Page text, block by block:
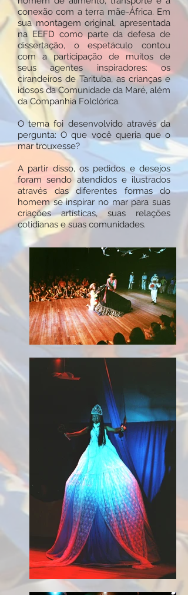
conexão com a terra mãe-África. Em
sua montagem original, apresentada
na EEFD como parte da defesa de
dissertação, o espetáculo contou
com a participação de muitos de
seus agentes inspiradores: os
cirandeiros de Tarituba, as crianças e
idosos da Comunidade da Maré, além
da Companhia Folclórica.
O tema foi desenvolvido através da
pergunta: O que você queria que o
mar trouxesse?
A partir disso, os pedidos e desejos
foram sendo atendidos e ilustrados
através das diferentes formas do
homem se inspirar no mar para suas
criações artísticas, suas relações
cotidianas e suas comunidades.